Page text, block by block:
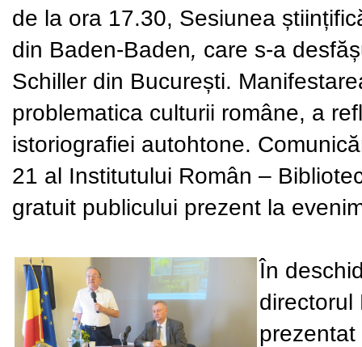
de la ora 17.30, Sesiunea
din Baden-Baden, care s-a
Schiller din București.
problematica culturii române, a
istoriografiei autohtone.
21 al Institutului Român –
gratuit publicului prezent la
În
directorul